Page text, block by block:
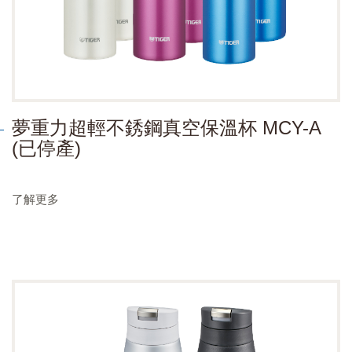
夢重力超輕不銹鋼真空保溫杯 MCY-A
(已停產)
了解更多